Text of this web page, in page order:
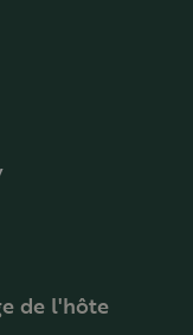
de l'hôte